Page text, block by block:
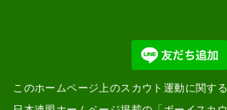
このホームページ上のスカウト運動に関す